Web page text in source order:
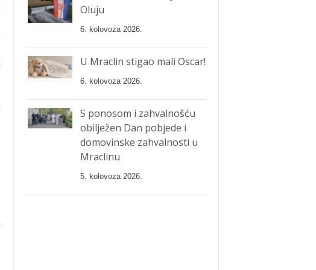
Oluju
6. kolovoza 2026.
U Mraclin stigao mali Oscar!
6. kolovoza 2026.
S ponosom i zahvalnošću
obilježen Dan pobjede i
domovinske zahvalnosti u
Mraclinu
5. kolovoza 2026.